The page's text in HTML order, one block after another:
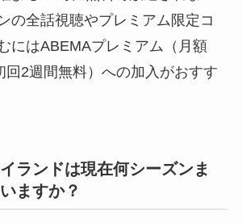
の全話視聴やプレミアム限定コ
にはABEMAプレミアム（月額
回2週間無料）への加入がおすす
ランドは現在何シーズンま
ますか？